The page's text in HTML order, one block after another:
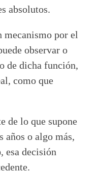
absolutos.
mecanismo por el
observar o
de dicha función,
como que
de lo que supone
años o algo más,
esa decisión